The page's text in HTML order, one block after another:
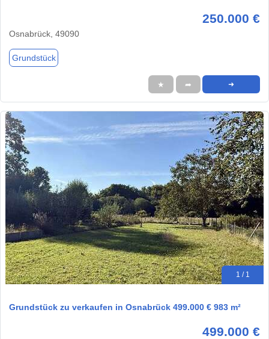
250.000 €
Osnabrück, 49090
Grundstück
★ ➦ ➜
1 / 1
Grundstück zu verkaufen in Osnabrück 499.000 € 983 m²
499.000 €